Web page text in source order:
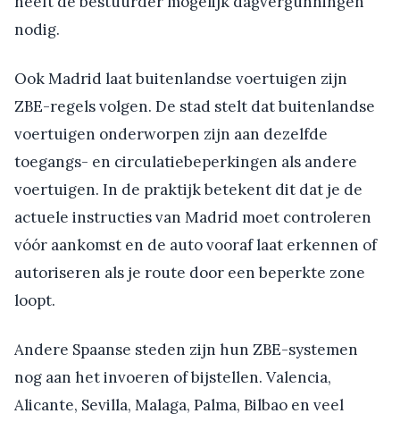
nodig.
Ook Madrid laat buitenlandse voertuigen zijn
ZBE-regels volgen. De stad stelt dat buitenlandse
voertuigen onderworpen zijn aan dezelfde
toegangs- en circulatiebeperkingen als andere
voertuigen. In de praktijk betekent dit dat je de
actuele instructies van Madrid moet controleren
vóór aankomst en de auto vooraf laat erkennen of
autoriseren als je route door een beperkte zone
loopt.
Andere Spaanse steden zijn hun ZBE-systemen
nog aan het invoeren of bijstellen. Valencia,
Alicante, Sevilla, Malaga, Palma, Bilbao en veel